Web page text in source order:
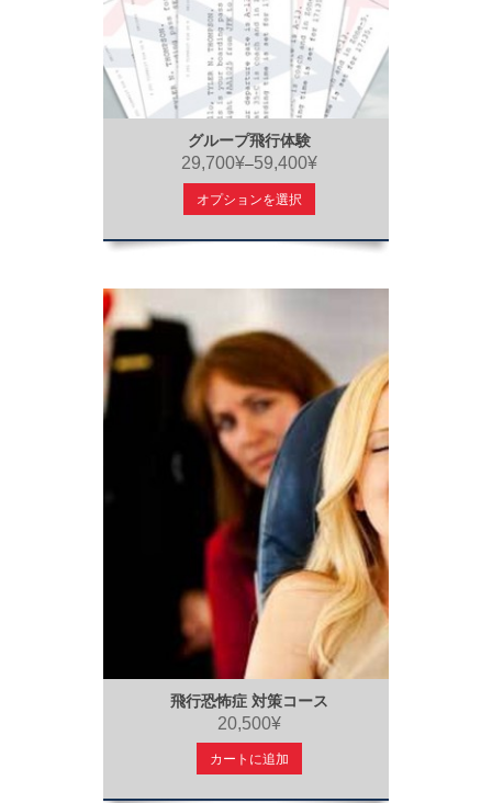
グループ飛行体験
29,700¥–59,400¥
オプションを選択
飛行恐怖症 対策コース
20,500¥
カートに追加